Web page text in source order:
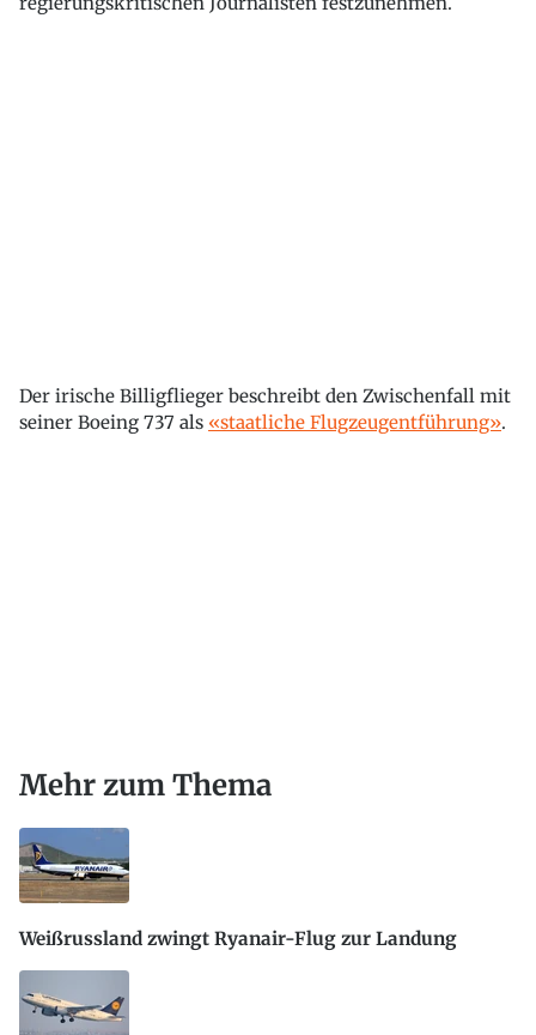
Der irische Billigflieger beschreibt den Zwischenfall mit
seiner Boeing 737 als «staatliche Flugzeugentführung».
Mehr zum Thema
Weißrussland zwingt Ryanair-Flug zur Landung